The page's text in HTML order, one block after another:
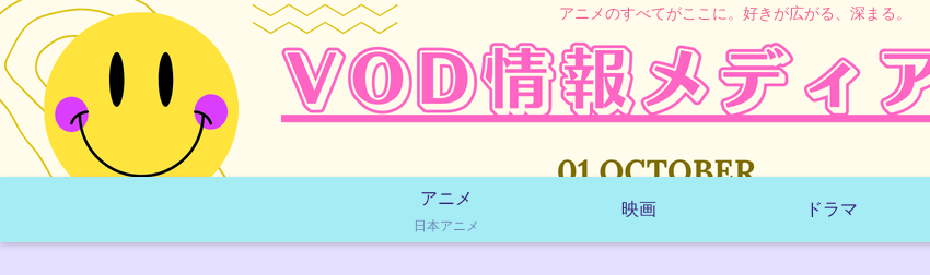
アニメのすべてがここに。好きが広がる、深まる。
アニメ
日本アニメ
映画 ドラマ